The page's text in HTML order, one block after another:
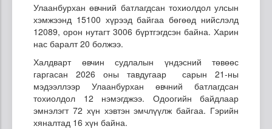
Улаанбурхан өвчний батлагдсан тохиолдол улсын
хэмжээнд 15100 хүрээд байгаа бөгөөд нийслэлд
12089, орон нутагт 3006 бүртгэгдсэн байна. Харин
нас баралт 20 болжээ.
Халдварт өвчин судлалын үндэсний төвөөс
гаргасан 2026 оны тавдугаар сарын 21-ны
мэдээллээр Улаанбурхан өвчний батлагдсан
тохиолдол 12 нэмэгджээ. Одоогийн байдлаар
эмнэлэгт 72 хүн хэвтэн эмчлүүлж байгаа. Гэрийн
хяналтад 16 хүн байна.